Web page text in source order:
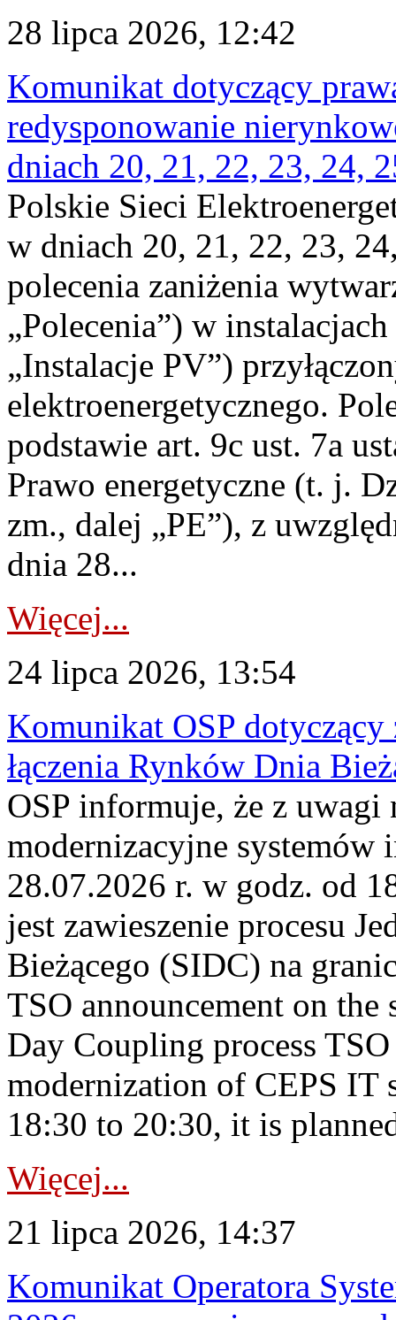
28 lipca 2026, 12:42
Komunikat dotyczący
redysponowanie
dniach 20, 21, 22, 23, 24,
Polskie Sieci
w dniach 20, 21, 22, 23,
polecenia zaniżenia
„Polecenia”) w
„Instalacje PV”)
elektroenergetycznego.
podstawie art. 9c ust. 7a
Prawo energetyczne (t. j.
zm., dalej „PE”), z
dnia 28...
Więcej...
24 lipca 2026, 13:54
Komunikat OSP dotyczący
łączenia Rynków Dnia
OSP informuje, że z uwagi
modernizacyjne
28.07.2026 r. w godz. od
jest zawieszenie procesu
Bieżącego (SIDC) na
TSO announcement on
Day Coupling process
modernization of CEPS IT
18:30 to 20:30, it is
Więcej...
21 lipca 2026, 14:37
Komunikat Operatora